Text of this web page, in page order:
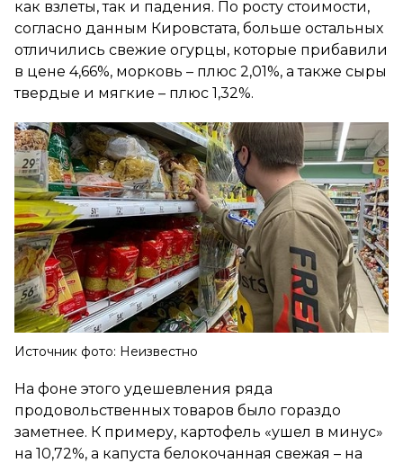
как взлеты, так и падения. По росту стоимости,
согласно данным Кировстата, больше остальных
отличились свежие огурцы, которые прибавили
в цене 4,66%, морковь – плюс 2,01%, а также сыры
твердые и мягкие – плюс 1,32%.
Источник фото: Неизвестно
На фоне этого удешевления ряда
продовольственных товаров было гораздо
заметнее. К примеру, картофель «ушел в минус»
на 10,72%, а капуста белокочанная свежая – на